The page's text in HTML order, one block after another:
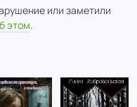
или заметили
этом.